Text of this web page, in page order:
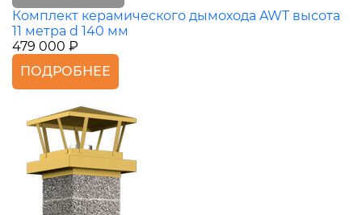
Комплект керамического дымохода AWT высота
11 метра d 140 мм
479 000 ₽
ПОДРОБНЕЕ